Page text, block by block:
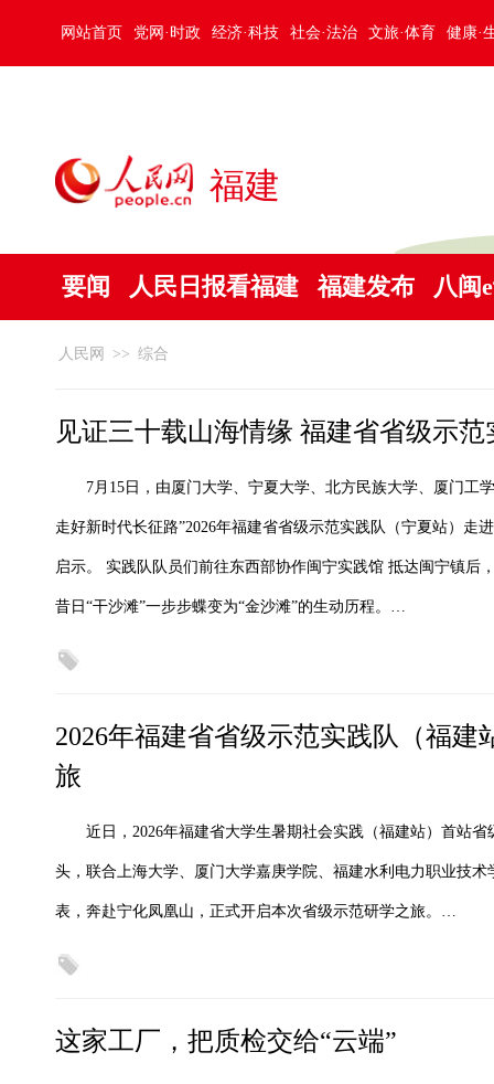
网站首页 党网·时政 经济·科技 社会·法治 文旅·体育 健康·
福建
要闻 人民日报看福建 福建发布 八闽
人民网 >> 综合
见证三十载山海情缘 福建省省级示
7月15日，由厦门大学、宁夏大学、北方民族大学、厦门工
走好新时代长征路”2026年福建省省级示范实践队（宁夏站）走
启示。 实践队队员们前往东西部协作闽宁实践馆 抵达闽宁镇后
昔日“干沙滩”一步步蝶变为“金沙滩”的生动历程。…
2026年福建省省级示范实践队（福
旅
近日，2026年福建省大学生暑期社会实践（福建站）首站
头，联合上海大学、厦门大学嘉庚学院、福建水利电力职业技
表，奔赴宁化凤凰山，正式开启本次省级示范研学之旅。…
这家工厂，把质检交给“云端”